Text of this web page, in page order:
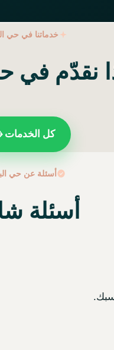
خدماتنا في حي
نقدّم في
كل الخدمات
أسئلة عن حي
أسئلة